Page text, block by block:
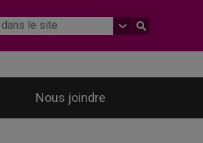
Nous joindre